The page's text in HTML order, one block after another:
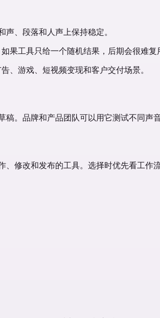
、段落和人声上保持稳定。
果工具只给一个随机结果，后期会很难复
、游戏、短视频变现和客户交付场景。
。品牌和产品团队可以用它测试不同声
修改和发布的工具。选择时优先看工作